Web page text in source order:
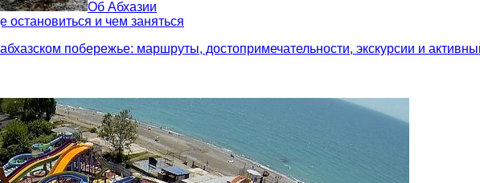
Об Абхазии
остановиться и чем заняться
побережье: маршруты, достопримечательности, экскурсии и